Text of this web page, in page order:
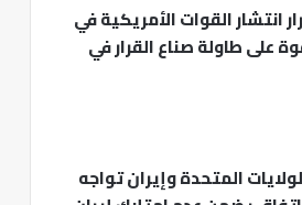
انتشار القوات الأمريكية في
على طاولة صناع القرار في
المتحدة وإيران تواجه